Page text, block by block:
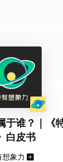
于谁？｜《
白皮书
想象力